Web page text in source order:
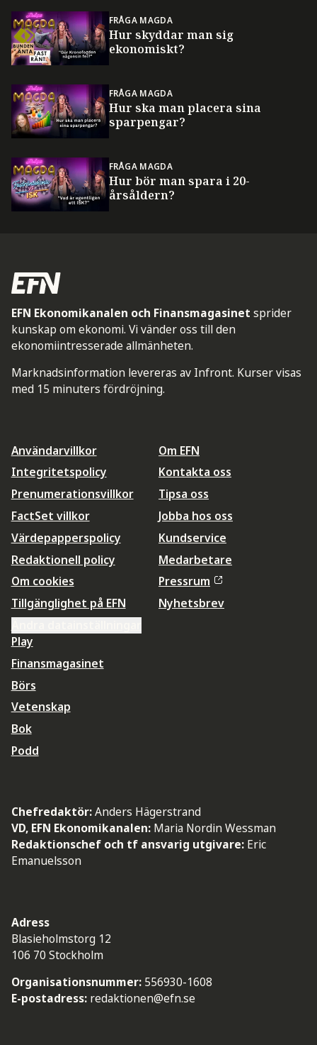
FRÅGA MAGDA
Hur skyddar man sig
ekonomiskt?
FRÅGA MAGDA
Hur ska man placera sina
sparpengar?
FRÅGA MAGDA
Hur bör man spara i 20-
årsåldern?
EFN Ekonomikanalen och Finansmagasinet sprider
kunskap om ekonomi. Vi vänder oss till den
ekonomiintresserade allmänheten.
Marknadsinformation levereras av Infront. Kurser visas
med 15 minuters fördröjning.
Användarvillkor
Integritetspolicy
Prenumerationsvillkor
FactSet villkor
Värdepapperspolicy
Redaktionell policy
Om cookies
Tillgänglighet på EFN
Om EFN
Kontakta oss
Tipsa oss
Jobba hos oss
Kundservice
Medarbetare
Pressrum
Nyhetsbrev
Play
Finansmagasinet
Börs
Vetenskap
Bok
Podd
Chefredaktör:Anders Hägerstrand
VD, EFN Ekonomikanalen: Maria Nordin Wessman
Redaktionschef och tf ansvarig utgivare: Eric
Emanuelsson
Adress
Blasieholmstorg 12
106 70 Stockholm
Organisationsnummer: 556930-1608
E-postadress: redaktionen@efn.se